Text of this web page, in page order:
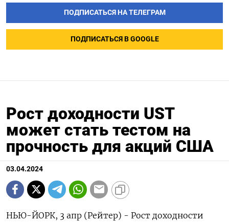
ПОДПИСАТЬСЯ НА ТЕЛЕГРАМ
ПОДПИСАТЬСЯ В GOOGLE
Рост доходности UST
может стать тестом на
прочность для акций США
03.04.2024
НЬЮ-ЙОРК, 3 апр (Рейтер) - Рост доходности